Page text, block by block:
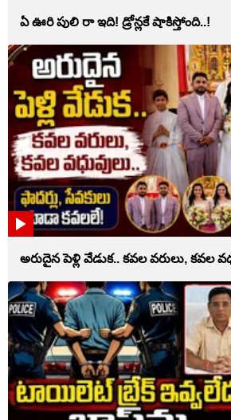
ఏ ఊరి పులి రా ఇది! డ్రోన్లకే షాకిస్తోంది..!
అరుదైన పెళ్లి వేడుక.. కవల వరులు, కవల